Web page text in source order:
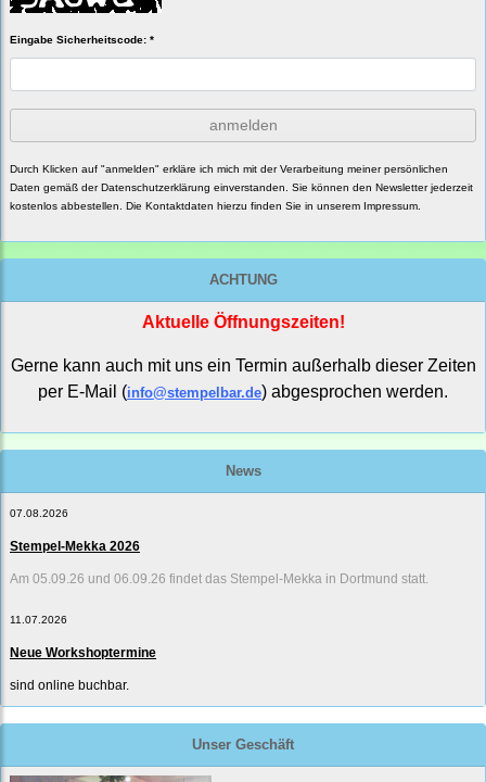
Eingabe Sicherheitscode: *
anmelden
Durch Klicken auf "anmelden" erkläre ich mich mit der Verarbeitung meiner persönlichen
Daten gemäß der Datenschutzerklärung einverstanden. Sie können den Newsletter jederzeit
kostenlos abbestellen. Die Kontaktdaten hierzu finden Sie in unserem Impressum.
ACHTUNG
Aktuelle Öffnungszeiten!
Gerne kann auch mit uns ein Termin außerhalb dieser Zeiten
per E-Mail (info@stempelbar.de) abgesprochen werden.
News
07.08.2026
Stempel-Mekka 2026
Am 05.09.26 und 06.09.26 findet das Stempel-Mekka in Dortmund statt.
11.07.2026
Neue Workshoptermine
sind online buchbar.
Unser Geschäft